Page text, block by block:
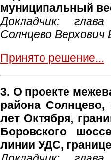
муниципальный
Докладчик:
Солнцево Верхович
Принято решение...
3. О проекте
района Солнцево,
лет Октября,
Боровского
линии УДС,